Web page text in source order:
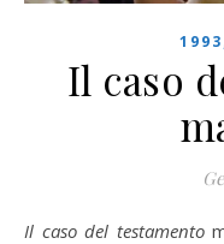
1993
Il caso
Il caso del testamento